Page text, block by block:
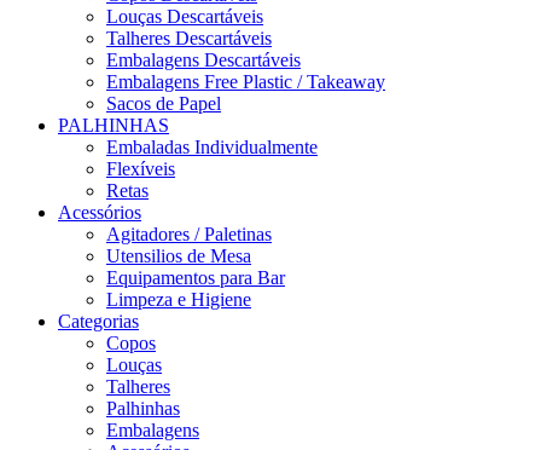
Louças Descartáveis
Talheres Descartáveis
Embalagens Descartáveis
Embalagens Free Plastic / Takeaway
Sacos de Papel
PALHINHAS
Embaladas Individualmente
Flexíveis
Retas
Acessórios
Agitadores / Paletinas
Utensilios de Mesa
Equipamentos para Bar
Limpeza e Higiene
Categorias
Copos
Louças
Talheres
Palhinhas
Embalagens